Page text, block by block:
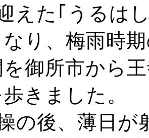
えた｢うるは
り、梅雨時
を御所市から
きました。
の後、薄日